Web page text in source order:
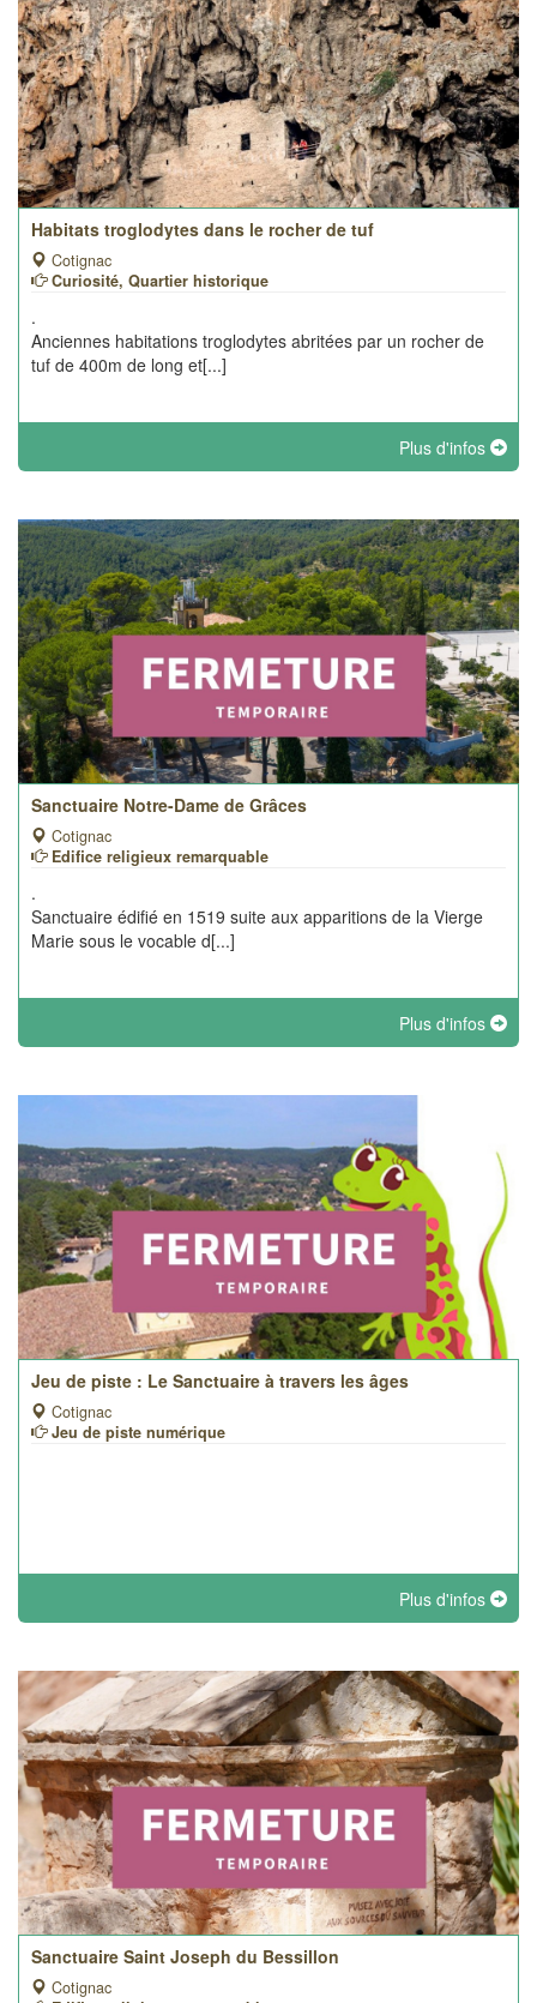
Habitats troglodytes dans le rocher de tuf
Cotignac
Curiosité, Quartier historique
.
Anciennes habitations troglodytes abritées par un rocher de
tuf de 400m de long et[...]
Plus d'infos
Sanctuaire Notre-Dame de Grâces
Cotignac
Edifice religieux remarquable
.
Sanctuaire édifié en 1519 suite aux apparitions de la Vierge
Marie sous le vocable d[...]
Plus d'infos
Jeu de piste : Le Sanctuaire à travers les âges
Cotignac
Jeu de piste numérique
Plus d'infos
Sanctuaire Saint Joseph du Bessillon
Cotignac